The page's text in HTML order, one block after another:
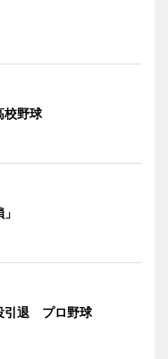
野球
」
引退 プロ野球